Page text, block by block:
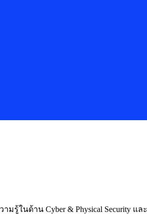
มรู้ในด้าน Cyber & Physical